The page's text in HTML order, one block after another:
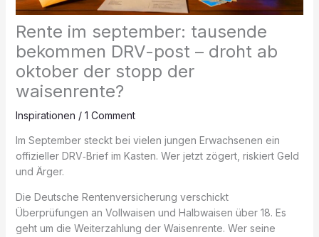
Rente im september: tausende
bekommen DRV-post – droht ab
oktober der stopp der
waisenrente?
Inspirationen / 1 Comment
Im September steckt bei vielen jungen Erwachsenen ein
offizieller DRV‑Brief im Kasten. Wer jetzt zögert, riskiert Geld
und Ärger.
Die Deutsche Rentenversicherung verschickt
Überprüfungen an Vollwaisen und Halbwaisen über 18. Es
geht um die Weiterzahlung der Waisenrente. Wer seine